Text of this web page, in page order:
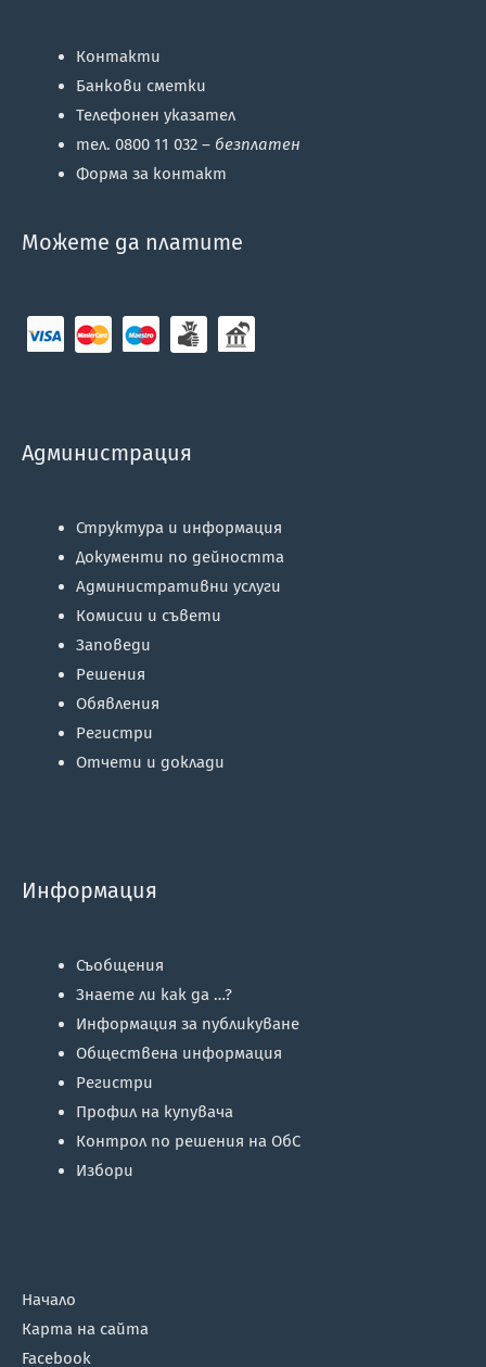
Контакти
Банкови сметки
Телефонен указател
тел. 0800 11 032 – безплатен
Форма за контакт
Можете да платите
Администрация
Структура и информация
Документи по дейността
Административни услуги
Комисии и съвети
Заповеди
Решения
Обявления
Регистри
Отчети и доклади
Информация
Съобщения
Знаете ли как да …?
Информация за публикуване
Обществена информация
Регистри
Профил на купувача
Контрол по решения на ОбС
Избори
Начало
Карта на сайта
Facebook